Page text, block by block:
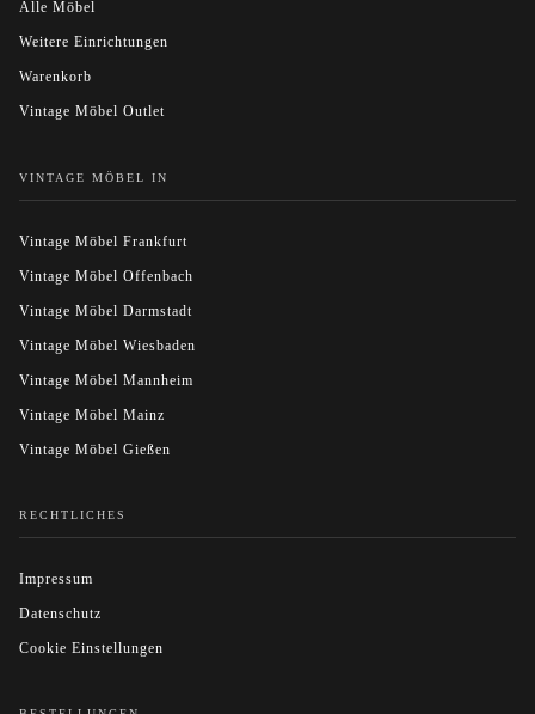
Alle Möbel
Weitere Einrichtungen
Warenkorb
Vintage Möbel Outlet
VINTAGE MÖBEL IN
Vintage Möbel Frankfurt
Vintage Möbel Offenbach
Vintage Möbel Darmstadt
Vintage Möbel Wiesbaden
Vintage Möbel Mannheim
Vintage Möbel Mainz
Vintage Möbel Gießen
RECHTLICHES
Impressum
Datenschutz
Cookie Einstellungen